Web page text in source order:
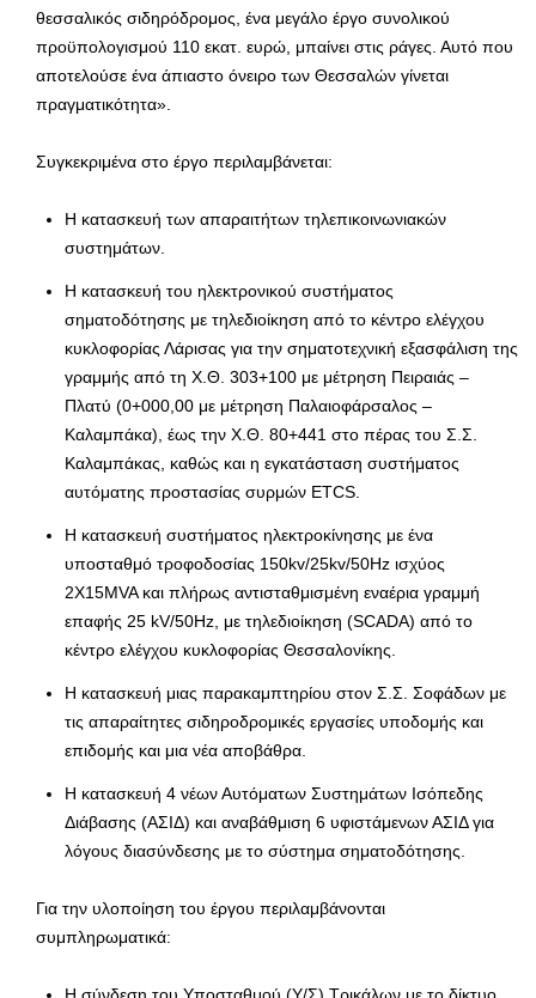
θεσσαλικός σιδηρόδρομος, ένα μεγάλο έργο συνολικού
προϋπολογισμού 110 εκατ. ευρώ, μπαίνει στις ράγες. Αυτό που
αποτελούσε ένα άπιαστο όνειρο των Θεσσαλών γίνεται
πραγματικότητα».
Συγκεκριμένα στο έργο περιλαμβάνεται:
Η κατασκευή των απαραιτήτων τηλεπικοινωνιακών
συστημάτων.
Η κατασκευή του ηλεκτρονικού συστήματος
σηματοδότησης με τηλεδιοίκηση από το κέντρο ελέγχου
κυκλοφορίας Λάρισας για την σηματοτεχνική εξασφάλιση της
γραμμής από τη Χ.Θ. 303+100 με μέτρηση Πειραιάς –
Πλατύ (0+000,00 με μέτρηση Παλαιοφάρσαλος –
Καλαμπάκα), έως την Χ.Θ. 80+441 στο πέρας του Σ.Σ.
Καλαμπάκας, καθώς και η εγκατάσταση συστήματος
αυτόματης προστασίας συρμών ETCS.
Η κατασκευή συστήματος ηλεκτροκίνησης με ένα
υποσταθμό τροφοδοσίας 150kv/25kv/50Hz ισχύος
2Χ15MVA και πλήρως αντισταθμισμένη εναέρια γραμμή
επαφής 25 kV/50Hz, με τηλεδιοίκηση (SCADA) από το
κέντρο ελέγχου κυκλοφορίας Θεσσαλονίκης.
Η κατασκευή μιας παρακαμπτηρίου στον Σ.Σ. Σοφάδων με
τις απαραίτητες σιδηροδρομικές εργασίες υποδομής και
επιδομής και μια νέα αποβάθρα.
Η κατασκευή 4 νέων Αυτόματων Συστημάτων Ισόπεδης
Διάβασης (ΑΣΙΔ) και αναβάθμιση 6 υφιστάμενων ΑΣΙΔ για
λόγους διασύνδεσης με το σύστημα σηματοδότησης.
Για την υλοποίηση του έργου περιλαμβάνονται
συμπληρωματικά:
Η σύνδεση του Υποσταθμού (Υ/Σ) Τρικάλων με το δίκτυο